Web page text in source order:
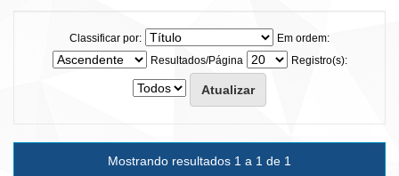
Classificar por:
Em ordem:
Resultados/Página
Registro(s):
Mostrando resultados 1 a 1 de 1